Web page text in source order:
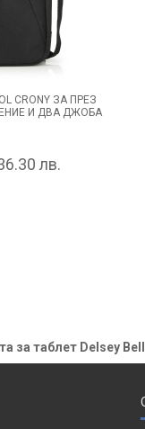
CRONY ЗА ПРЕЗ
И ДВА ДЖОБА
лв.
за таблет Delsey